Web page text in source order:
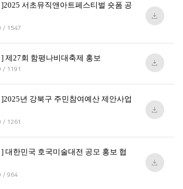
서초뮤직앤아트페스티벌 숏폼 공
/ 1547
제27회 함평나비대축제 홍보
/ 1191
년 강북구 주민참여예산 제안사업
/ 1261
대한민국 호국미술대전 공모 홍보 협
/ 964